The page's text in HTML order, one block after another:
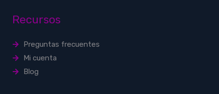
Recursos
Preguntas frecuentes
Mi cuenta
Blog